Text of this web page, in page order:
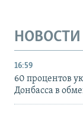
НОВОСТИ
16:59
60 процентов
Донбасса в